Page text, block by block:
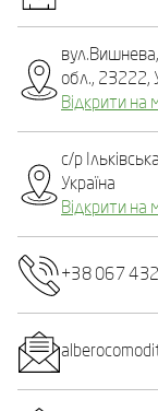
обл., 23222,
Відкрити на
с/р
Україна
Відкрити на
+38 067